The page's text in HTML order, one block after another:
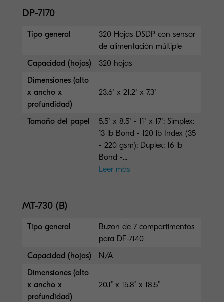
DP-7170
Tipo general
320 Hojas DSDP con sensor
de alimentación múltiple
Capacidad (hojas)
320 hojas
Dimensiones (alto
x ancho x
profundidad)
23.6" x 21.2" x 7.3"
Tamaño del papel
5.5" x 8.5" - 11" x 17"; Simplex:
13 lb Bond - 120 lb Index (35
- 220 gsm); Duplex: 16 lb
Bond -...
Leer más
MT-730 (B)
Tipo general
Buzon de 7 compartimentos
para DF-7140
Capacidad (hojas)
N/A
Dimensiones (alto
x ancho x
profundidad)
20.1" x 15.8" x 18.5"